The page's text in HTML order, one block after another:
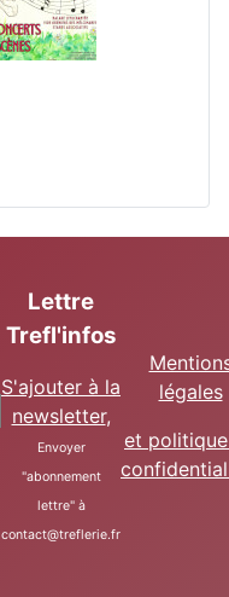
Lettre
Trefl'infos
S'ajouter à la
newsletter,
Envoyer
"abonnement
lettre" à
contact@treflerie.fr
légales
et